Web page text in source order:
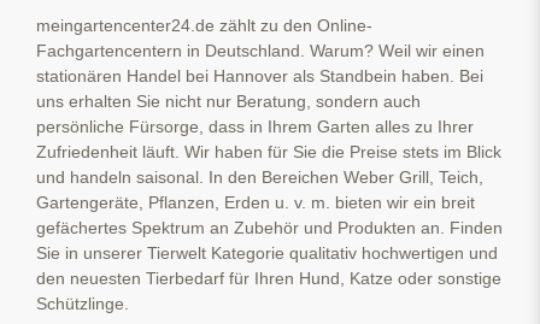
meingartencenter24.de zählt zu den Online-
Fachgartencentern in Deutschland. Warum? Weil wir einen
stationären Handel bei Hannover als Standbein haben. Bei
uns erhalten Sie nicht nur Beratung, sondern auch
persönliche Fürsorge, dass in Ihrem Garten alles zu Ihrer
Zufriedenheit läuft. Wir haben für Sie die Preise stets im Blick
und handeln saisonal. In den Bereichen Weber Grill, Teich,
Gartengeräte, Pflanzen, Erden u. v. m. bieten wir ein breit
gefächertes Spektrum an Zubehör und Produkten an. Finden
Sie in unserer Tierwelt Kategorie qualitativ hochwertigen und
den neuesten Tierbedarf für Ihren Hund, Katze oder sonstige
Schützlinge.